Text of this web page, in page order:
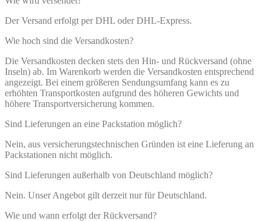
Der Versand erfolgt per DHL oder DHL-Express.
Wie hoch sind die Versandkosten?
Die Versandkosten decken stets den Hin- und Rückversand (ohne
Inseln) ab. Im Warenkorb werden die Versandkosten entsprechend
angezeigt. Bei einem größeren Sendungsumfang kann es zu
erhöhten Transportkosten aufgrund des höheren Gewichts und
höhere Transportversicherung kommen.
Sind Lieferungen an eine Packstation möglich?
Nein, aus versicherungstechnischen Gründen ist eine Lieferung an
Packstationen nicht möglich.
Sind Lieferungen außerhalb von Deutschland möglich?
Nein. Unser Angebot gilt derzeit nur für Deutschland.
Wie und wann erfolgt der Rückversand?